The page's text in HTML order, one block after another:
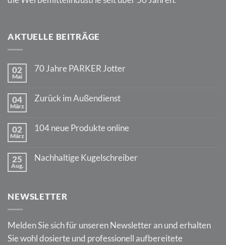
AKTUELLE BEITRÄGE
02
Mai
70 Jahre PARKER Jotter
zu
70
04
März
Zurück im Außendienst
zu
Zurück
02
März
104 neue Produkte online
zu
104
25
Aug.
Nachhaltige Kugelschreiber
Kugelschreiber
NEWSLETTER
Melden Sie sich für unseren Newsletter an und erhalten
Sie wohl dosierte und professionell aufbereitete